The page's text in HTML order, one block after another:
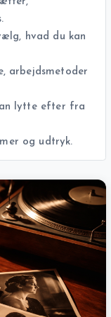
hvad du kan
arbejdsmetoder
lytte efter fra
og udtryk.